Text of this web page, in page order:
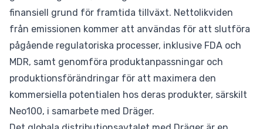
finansiell grund för framtida tillväxt. Nettolikviden
från emissionen kommer att användas för att slutföra
pågående regulatoriska processer, inklusive FDA och
MDR, samt genomföra produktanpassningar och
produktionsförändringar för att maximera den
kommersiella potentialen hos deras produkter, särskilt
Neo100, i samarbete med Dräger.